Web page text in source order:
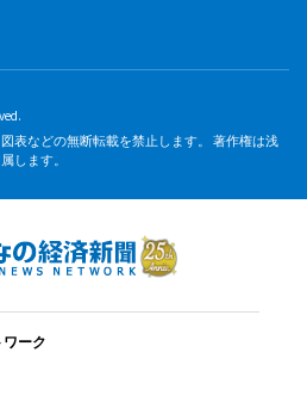
表などの無断転載を禁止します。 著作権は浅
します。
ーク